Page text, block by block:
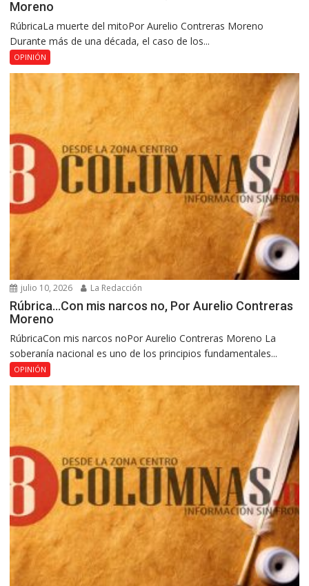
Moreno
RúbricaLa muerte del mitoPor Aurelio Contreras Moreno
Durante más de una década, el caso de los...
OPINIÓN
julio 10, 2026 La Redacción
Rúbrica…Con mis narcos no, Por Aurelio Contreras
Moreno
RúbricaCon mis narcos noPor Aurelio Contreras Moreno La
soberanía nacional es uno de los principios fundamentales...
OPINIÓN